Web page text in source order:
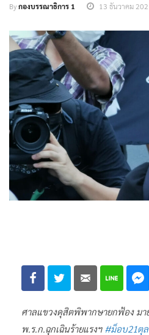
Byกองบรรณาธิการ 1 13 ธันวาคม
ศาลแขวงดุสิตพิพากษายกฟ้อง มา
พ.ร.ก.ฉุกเฉินร้ายแรงฯ #ม็อบ21ตุล